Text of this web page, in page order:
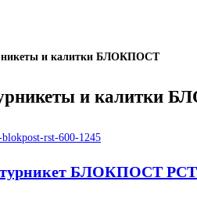
и калитки БЛОКПОСТ
и калитки
турникет БЛОКПОСТ РСТ